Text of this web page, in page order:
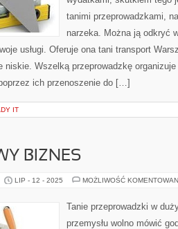
tanimi przeprowadzkami,
narzeka. Można ją odkryć
usługi. Oferuje ona tani transport
niskie. Wszelką przeprowadzkę
ich przenoszenie do […]
IT
BIZNES
LIP - 12 - 2025 MOŻLIWOŚĆ
Tanie przeprowadzki w
przemysłu wolno mówić